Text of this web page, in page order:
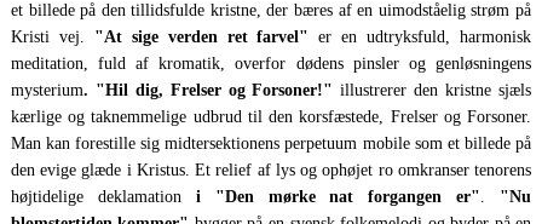
et billede på den tillidsfulde kristne, der bæres af en uimodståelig strøm på
Kristi vej. "At sige verden ret farvel" er en udtryksfuld, harmonisk
meditation, fuld af kromatik, overfor dødens pinsler og genløsningens
mysterium. "Hil dig, Frelser og Forsoner!" illustrerer den kristne sjæls
kærlige og taknemmelige udbrud til den korsfæstede, Frelser og Forsoner.
Man kan forestille sig midtersektionens perpetuum mobile som et billede på
den evige glæde i Kristus. Et relief af lys og ophøjet ro omkranser tenorens
højtidelige deklamation i "Den mørke nat forgangen er". "Nu